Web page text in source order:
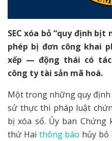
SEC xóa bỏ “quy định
phép bị đơn công khai
xếp — động thái có
công ty tài sản mã hoá.
Một trong những quy
sử thực thi pháp luật
bị xóa sổ. Ủy ban Chứng
thứ Hai thông báo hủy bỏ